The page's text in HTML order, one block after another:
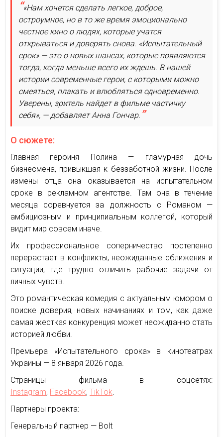
«Нам хочется сделать легкое, доброе,
остроумное, но в то же время эмоционально
честное кино о людях, которые учатся
открываться и доверять снова. «Испытательный
срок» — это о новых шансах, которые появляются
тогда, когда меньше всего их ждешь. В нашей
истории современные герои, с которыми можно
смеяться, плакать и влюбляться одновременно.
Уверены, зритель найдет в фильме частичку
себя», — добавляет Анна Гончар.
О сюжете:
Главная героиня Полина — гламурная дочь
бизнесмена, привыкшая к беззаботной жизни. После
измены отца она оказывается на испытательном
сроке в рекламном агентстве. Там она в течение
месяца соревнуется за должность с Романом —
амбициозным и принципиальным коллегой, который
видит мир совсем иначе.
Их профессиональное соперничество постепенно
перерастает в конфликты, неожиданные сближения и
ситуации, где трудно отличить рабочие задачи от
личных чувств.
Это романтическая комедия с актуальным юмором о
поиске доверия, новых начинаниях и том, как даже
самая жесткая конкуренция может неожиданно стать
историей любви.
Премьера «Испытательного срока» в кинотеатрах
Украины — 8 января 2026 года.
Страницы фильма в соцсетях:
Instagram, Facebook, TikTok.
Партнеры проекта:
Генеральный партнер — Bolt